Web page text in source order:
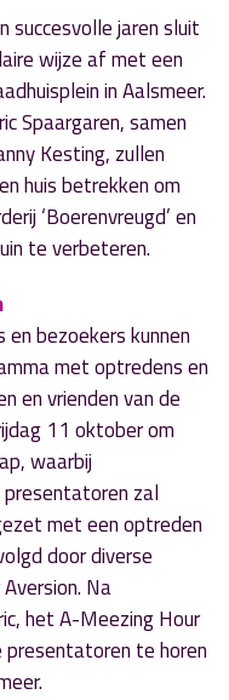
succesvolle jaren sluit
wijze af met een
in Aalsmeer.
Spaargaren, samen
Kesting, zullen
huis betrekken om
‘Boerenvreugd’ en
te verbeteren.
bezoekers kunnen
met optredens en
en vrienden van de
11 oktober om
waarbij
zal
met een optreden
door diverse
Na
het A-Meezing Hour
presentatoren te horen